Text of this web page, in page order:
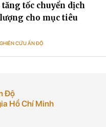
tăng tốc chuyển dịch
mục tiêu
CỨU ẤN ĐỘ
Độ
Hồ Chí Minh